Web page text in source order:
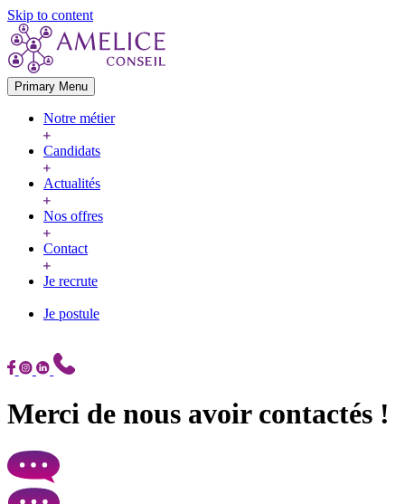
Skip to content
Primary Menu
Notre métier
Candidats
Actualités
Nos offres
Contact
Je recrute
Je postule
Merci de nous avoir contactés !